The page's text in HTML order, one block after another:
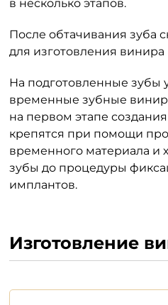
в несколько этапов.
После обтачивания зуба
для изготовления винира
На подготовленные зубы
временные зубные
на первом этапе
крепятся при помощи
временного материала и
зубы до процедуры
имплантов.
Изготовление